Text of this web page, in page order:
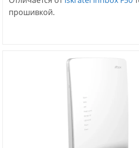
прошивкой.